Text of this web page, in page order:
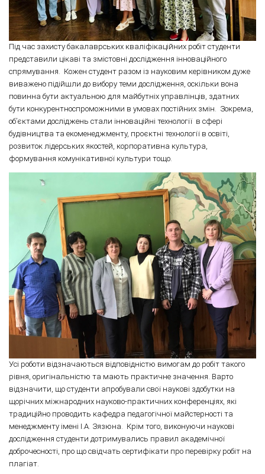
Під час захисту бакалаврських кваліфікаційних робіт студенти
представили цікаві та змістовні дослідження інноваційного
спрямування. Кожен студент разом із науковим керівником дуже
виважено підійшли до вибору теми дослідження, оскільки вона
повинна бути актуальною для майбутніх управлінців, здатних
бути конкурентноспроможними в умовах постійних змін. Зокрема,
об’єктами досліджень стали інноваційні технології в сфері
будівництва та екоменеджменту, проєктні технології в освіті,
розвиток лідерських якостей, корпоративна культура,
формування комунікативної культури тощо.
Усі роботи відзначаються відповідністю вимогам до робіт такого
рівня, оригінальністю та мають практичне значення. Варто
відзначити, що студенти апробували свої наукові здобутки на
щорічних міжнародних науково-практичних конференціях, які
традиційно проводить кафедра педагогічної майстерності та
менеджменту імені І.А. Зязюна. Крім того, виконуючи наукові
дослідження студенти дотримувались правил академічної
доброчесності, про що свідчать сертифікати про перевірку робіт на
плагіат.